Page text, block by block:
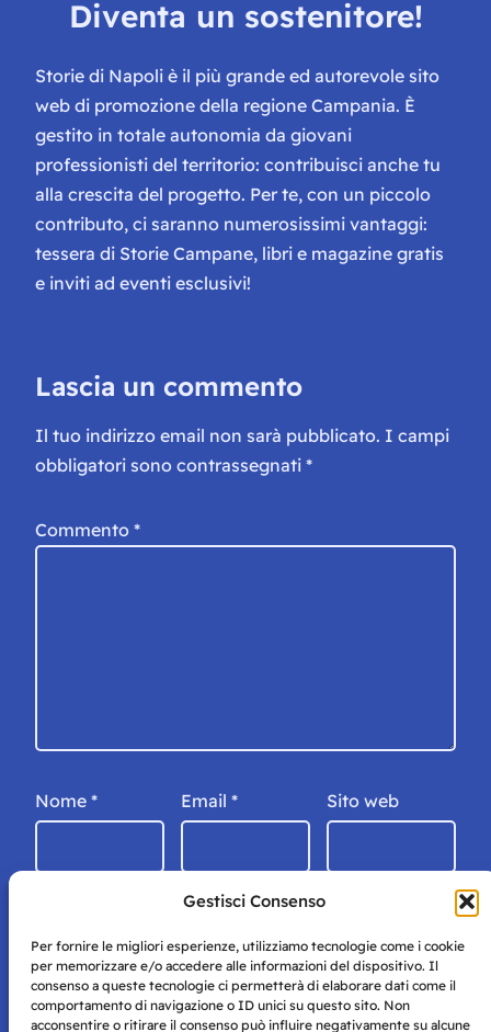
Gestisci Consenso
Per fornire le migliori esperienze, utilizziamo tecnologie come i cookie
per memorizzare e/o accedere alle informazioni del dispositivo. Il
consenso a queste tecnologie ci permetterà di elaborare dati come il
comportamento di navigazione o ID unici su questo sito. Non
acconsentire o ritirare il consenso può influire negativamente su alcune
Diventa un sostenitore!
Storie di Napoli è il più grande ed autorevole sito
web di promozione della regione Campania. È
gestito in totale autonomia da giovani
professionisti del territorio: contribuisci anche tu
alla crescita del progetto. Per te, con un piccolo
contributo, ci saranno numerosissimi vantaggi:
tessera di Storie Campane, libri e magazine gratis
e inviti ad eventi esclusivi!
Lascia un commento
Il tuo indirizzo email non sarà pubblicato. I campi
obbligatori sono contrassegnati *
Commento *
Nome * Email * Sito web